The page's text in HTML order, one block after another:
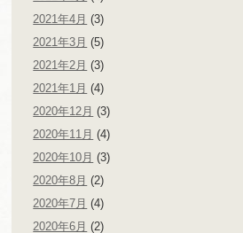
2021年4月 (3)
2021年3月 (5)
2021年2月 (3)
2021年1月 (4)
2020年12月 (3)
2020年11月 (4)
2020年10月 (3)
2020年8月 (2)
2020年7月 (4)
2020年6月 (2)